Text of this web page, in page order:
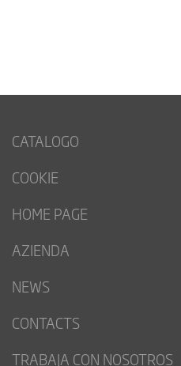
CATALOGO
COOKIE
HOME PAGE
AZIENDA
NEWS
CONTACTS
TRABAJA CON NOSOTROS